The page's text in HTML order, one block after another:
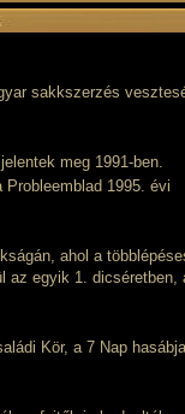
sakkszerzés
meg 1991-ben.
1995. évi
ahol a
az egyik 1. dicséretben,
Kör, a 7 Nap